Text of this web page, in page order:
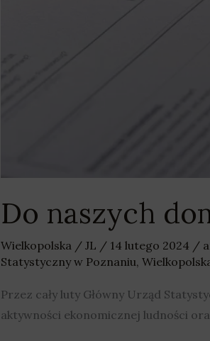
Do naszych
Wielkopolska/ JL / 14 lutego 2024 /
Statystyczny w Poznaniu,
Przez cały luty Główny Urząd
aktywności ekonomicznej ludności